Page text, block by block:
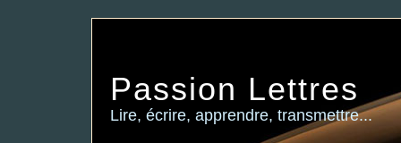
Passion Lettres
Lire, écrire, apprendre, transmettre...